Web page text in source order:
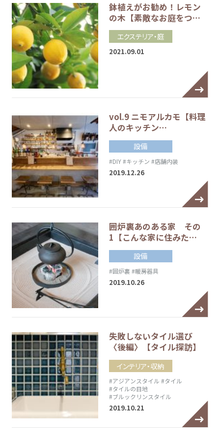
鉢植えがお勧め！レモン
の木【素敵なお庭をつ…
エクステリア・庭
2021.09.01
vol.9 ニモアルカモ【料理
人のキッチン…
設備
#DIY#キッチン #店舗内装
2019.12.26
囲炉裏あのある家 その
1【こんな家に住みた…
設備
#囲炉裏 #暖房器具
2019.10.26
失敗しないタイル選び
〈後編〉【タイル探訪】
インテリア・収納
#アジアンスタイル #タイル
#タイルの目地
#ブルックリンスタイル
2019.10.21